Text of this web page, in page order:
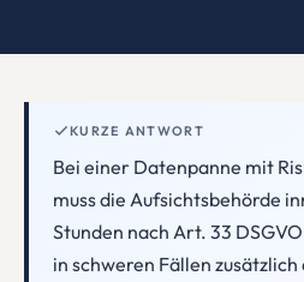
KURZE ANTWORT
Bei einer Datenpanne mit
muss die Aufsichtsbehörde
Stunden nach Art. 33
in schweren Fällen